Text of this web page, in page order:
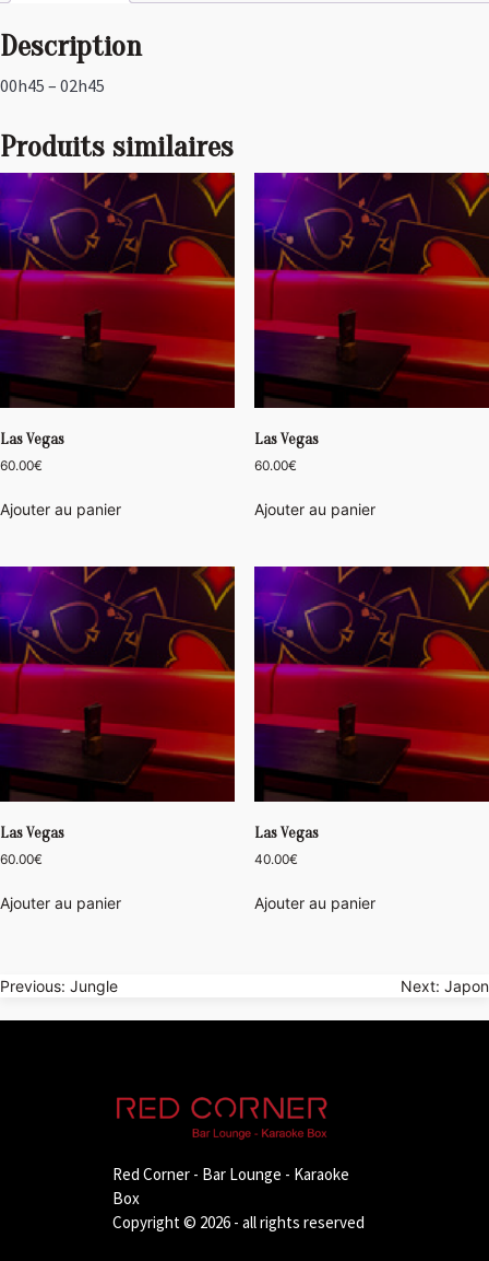
Description
00h45 – 02h45
Produits similaires
Las Vegas
60.00€
Ajouter au panier
Las Vegas
60.00€
Ajouter au panier
Las Vegas
60.00€
Ajouter au panier
Las Vegas
40.00€
Ajouter au panier
Navigation
de
Previous: Jungle Next: Japon
Red Corner - Bar Lounge - Karaoke
Box
Copyright © 2026 - all rights reserved